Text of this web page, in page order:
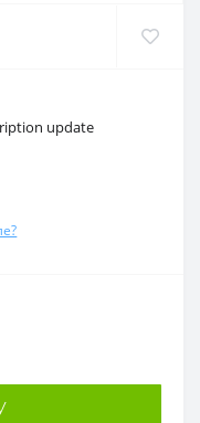
update